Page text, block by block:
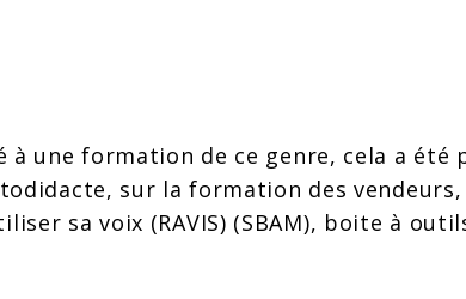
à une formation de ce genre, cela a
sur la formation des
sa voix (RAVIS) (SBAM), boite à